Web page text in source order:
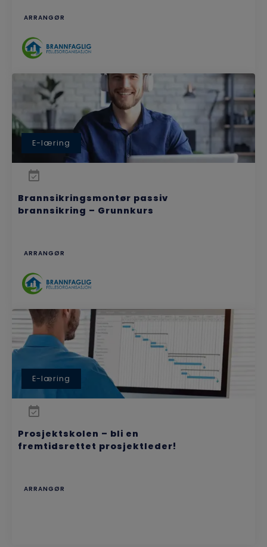
ARRANGØR
E-læring
Brannsikringsmontør passiv
brannsikring – Grunnkurs
ARRANGØR
E-læring
Prosjektskolen – bli en
fremtidsrettet prosjektleder!
ARRANGØR